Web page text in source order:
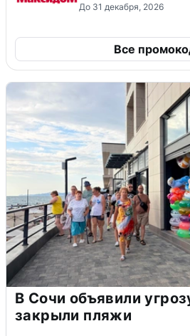
До 31 декабря, 2026
Все
В Сочи объявили
закрыли пляжи